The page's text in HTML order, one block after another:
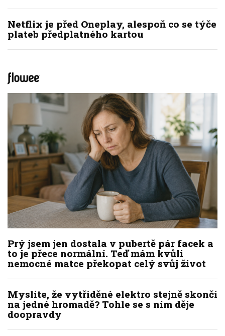
Netflix je před Oneplay, alespoň co se týče
plateb předplatného kartou
Prý jsem jen dostala v pubertě pár facek a
to je přece normální. Teď mám kvůli
nemocné matce překopat celý svůj život
Myslíte, že vytříděné elektro stejně skončí
na jedné hromadě? Tohle se s ním děje
doopravdy